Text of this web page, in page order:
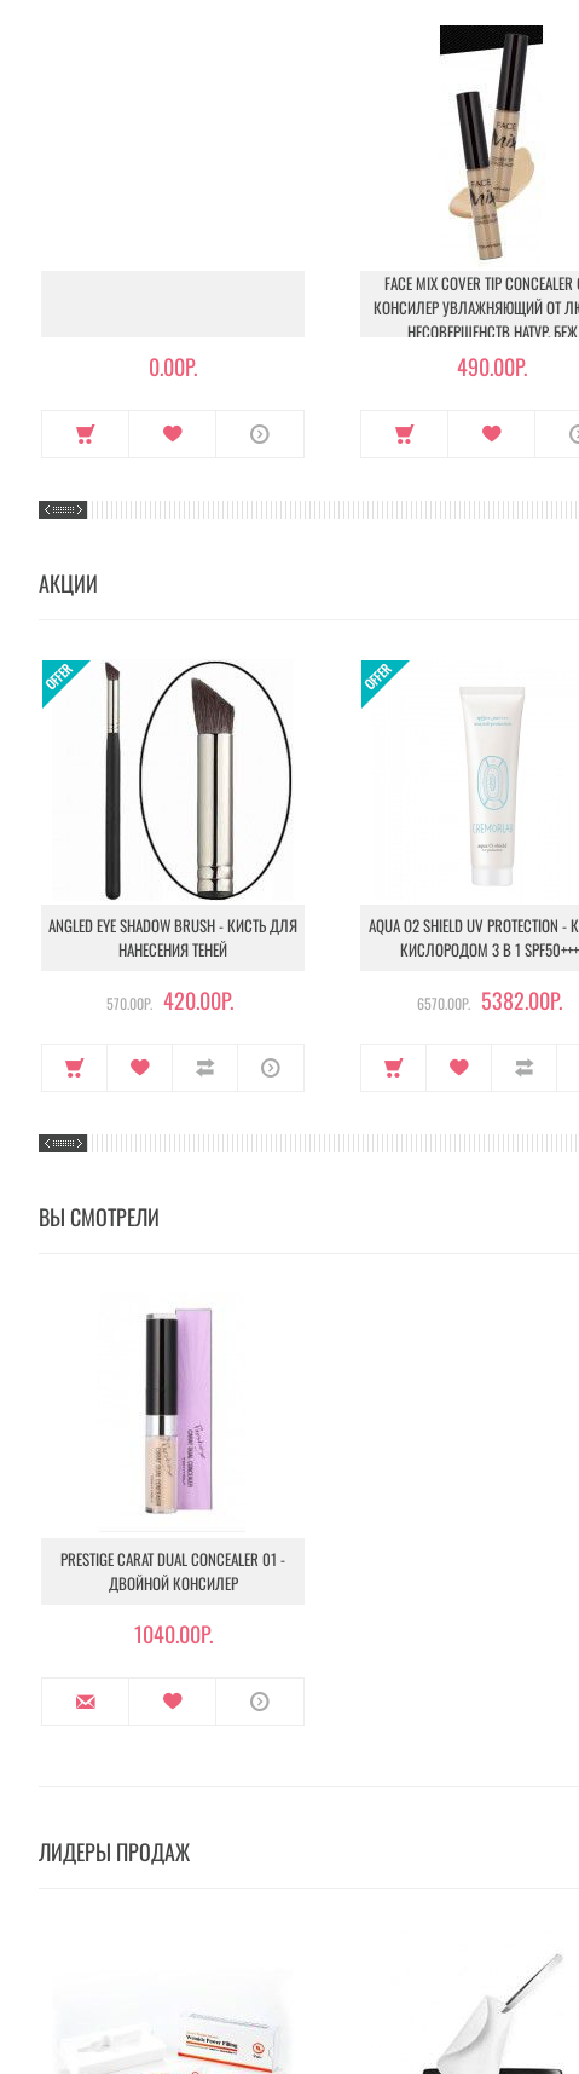
0.00Р.
FACE MIX COVER TIP
КОНСИЛЕР УВЛАЖНЯЮЩИЙ ОТ
НЕСОВЕРШЕНСТВ НАТУР. БЕЖ
490.00Р.
АКЦИИ
ANGLED EYE SHADOW BRUSH - КИСТЬ ДЛЯ
НАНЕСЕНИЯ ТЕНЕЙ
570.00Р. 420.00Р.
AQUA O2 SHIELD UV PROTECTION
КИСЛОРОДОМ 3 В 1
6570.00Р. 5382.00Р.
ВЫ СМОТРЕЛИ
PRESTIGE CARAT DUAL CONCEALER 01 -
ДВОЙНОЙ КОНСИЛЕР
1040.00Р.
ЛИДЕРЫ ПРОДАЖ